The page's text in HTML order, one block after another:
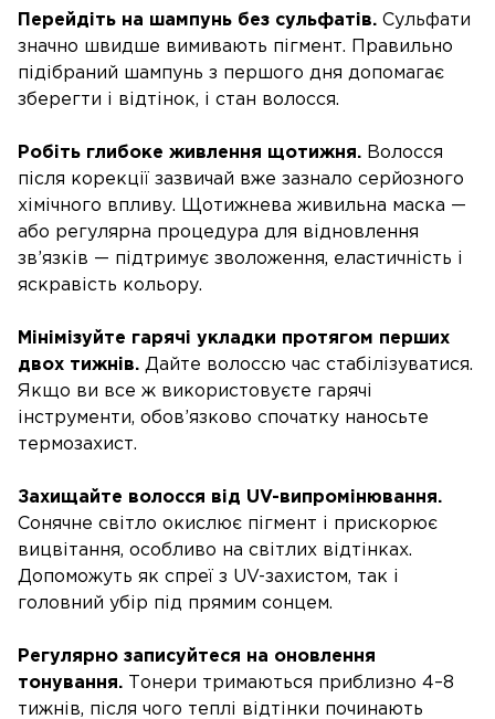
Перейдіть на шампунь без сульфатів. Сульфати
значно швидше вимивають пігмент. Правильно
підібраний шампунь з першого дня допомагає
зберегти і відтінок, і стан волосся.
Робіть глибоке живлення щотижня. Волосся
після корекції зазвичай вже зазнало серйозного
хімічного впливу. Щотижнева живильна маска —
або регулярна процедура для відновлення
зв’язків — підтримує зволоження, еластичність і
яскравість кольору.
Мінімізуйте гарячі укладки протягом перших
двох тижнів. Дайте волоссю час стабілізуватися.
Якщо ви все ж використовуєте гарячі
інструменти, обов’язково спочатку наносьте
термозахист.
Захищайте волосся від UV-випромінювання.
Сонячне світло окислює пігмент і прискорює
вицвітання, особливо на світлих відтінках.
Допоможуть як спреї з UV-захистом, так і
головний убір під прямим сонцем.
Регулярно записуйтеся на оновлення
тонування. Тонери тримаються приблизно 4–8
тижнів, після чого теплі відтінки починають